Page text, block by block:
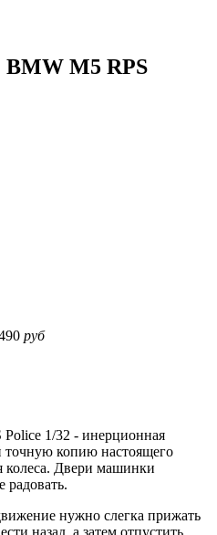
M5 RPS
руб
1/32 - инерционная
точную копию настоящего
колеса. Двери машинки
радовать.
нужно слегка прижать
назад, а затем отпустить.